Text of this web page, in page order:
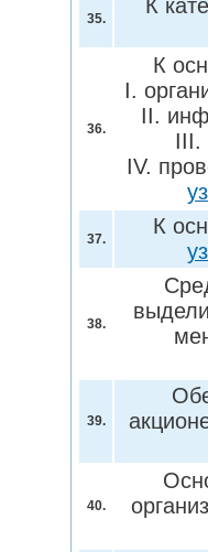
35.
К
36.
К
I.
II.
III.
IV.
37.
К
38.
39.
40.